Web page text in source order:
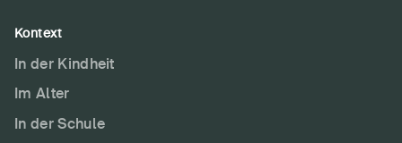
Kontext
In der Kindheit
Im Alter
In der Schule